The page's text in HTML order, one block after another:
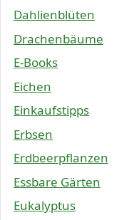
Dahlienblüten
Drachenbäume
E-Books
Eichen
Einkaufstipps
Erbsen
Erdbeerpflanzen
Essbare Gärten
Eukalyptus